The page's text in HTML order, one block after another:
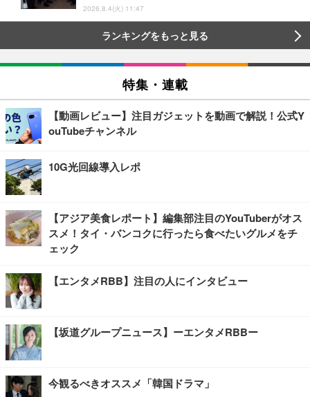
2026.8.4(火) 11:47
ランキングをもっと見る
特集・連載
【動画レビュー】注目ガジェットを動画で解説！公式Y
ouTubeチャンネル
10G光回線導入レポ
【アジア美食レポート】編集部注目のYouTuberがオス
スメ！タイ・バンコクに行ったら食べたいグルメをチ
ェック
【エンタメRBB】注目の人にインタビュー
【坂道グループニュース】ーエンタメRBBー
今観るべきオススメ「韓国ドラマ」